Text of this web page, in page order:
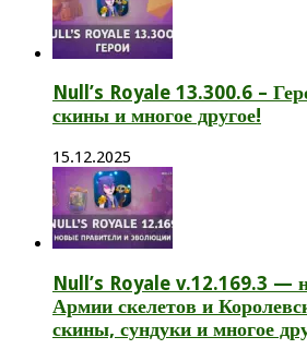
Null’s Royale 13.300.6 –
скины и многое другое!
15.12.2025
Null’s Royale v.12.169.3 —
Армии скелетов и
скины, сундуки и многое